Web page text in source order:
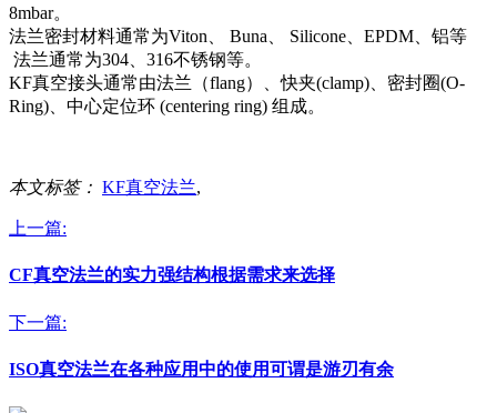
8mbar。
法兰密封材料通常为Viton、 Buna、 Silicone、EPDM、铝等
法兰通常为304、316不锈钢等。
KF真空接头通常由法兰（flang）、快夹(clamp)、密封圈(O-
Ring)、中心定位环 (centering ring) 组成。
本文标签： KF真空法兰,
上一篇:
CF真空法兰的实力强结构根据需求来选择
下一篇:
ISO真空法兰在各种应用中的使用可谓是游刃有余